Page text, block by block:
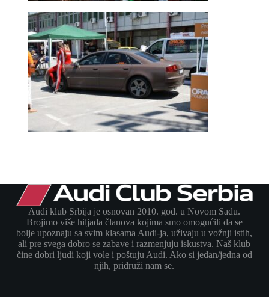
Audi klub Srbija je osnovan 2010. god. u Novom Sadu.
Brojimo više hiljada članova kojima smo omogućili da se
bolje upoznaju sa svim klasama Audi-ja, uživaju u vožnji istih,
ali pre svega dobro se zabave i razmenjuju iskustva. Naš klub
čine dobri ljudi koji vole i poštuju Audi. Ako si jedan/jedna od
njih, pridruži nam se.